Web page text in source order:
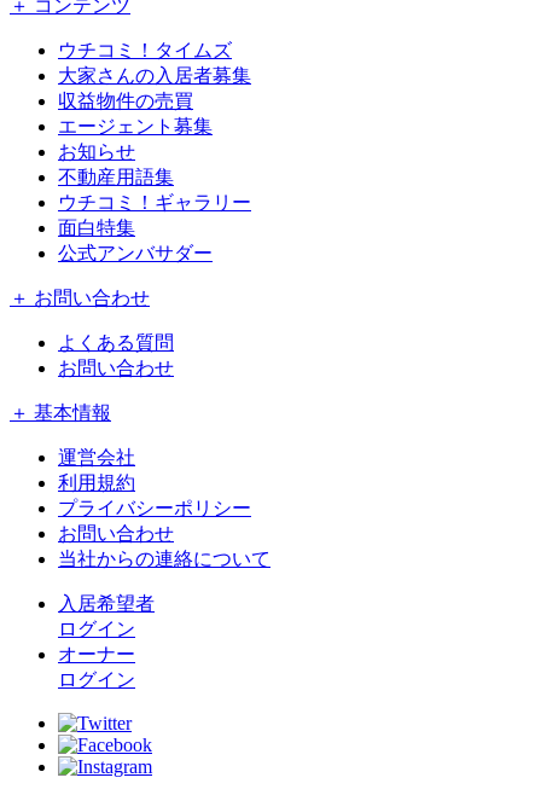
＋ コンテンツ
ウチコミ！タイムズ
大家さんの入居者募集
収益物件の売買
エージェント募集
お知らせ
不動産用語集
ウチコミ！ギャラリー
面白特集
公式アンバサダー
＋ お問い合わせ
よくある質問
お問い合わせ
＋ 基本情報
運営会社
利用規約
プライバシーポリシー
お問い合わせ
当社からの連絡について
入居希望者
ログイン
オーナー
ログイン